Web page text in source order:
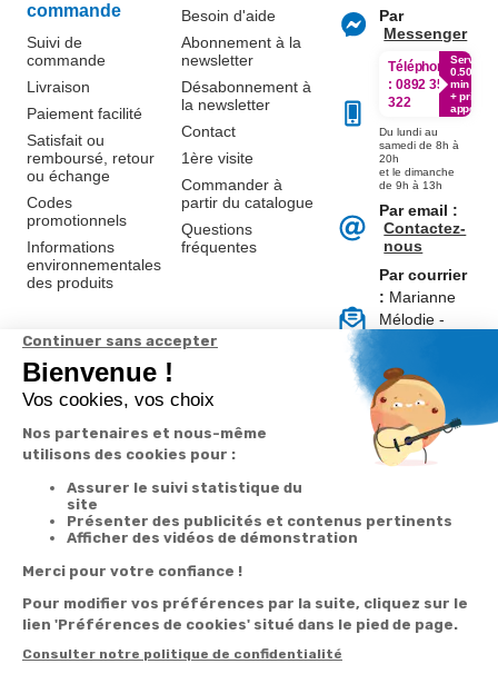
commande
Suivi de
commande
Livraison
Paiement facilité
Satisfait ou
remboursé, retour
ou échange
Codes
promotionnels
Informations
environnementales
des produits
Besoin d'aide
Abonnement à la
newsletter
Désabonnement à
la newsletter
Contact
1ère visite
Commander à
partir du catalogue
Questions
fréquentes
A propos de
nous
Partenariats
Avis Clients
Par
Messenger
Téléphone
: 0892 350
322
Service
0.50€ /
min
+ prix
appel
Du lundi au
samedi de 8h à
20h
et le dimanche
de 9h à 13h
Par email :
Contactez-
nous
Par courrier
: Marianne
Mélodie -
CEDEX 9
Suivez-nous
personnelles et
cookies
les cookies
légales
générales de
vente